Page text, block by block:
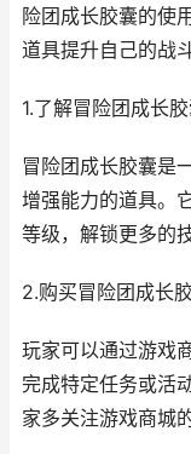
险团成长胶囊的使
道具提升自己的战
1.了解冒险团成长
冒险团成长胶囊是
增强能力的道具。
等级，解锁更多的
2.购买冒险团成长
玩家可以通过游戏
完成特定任务或活
家多关注游戏商城